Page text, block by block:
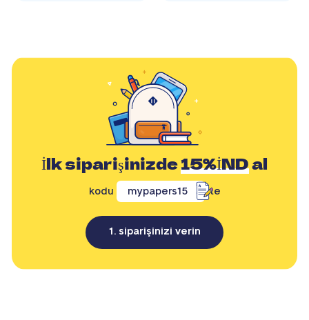
İlk siparişinizde15%İNDal
kodu mypapers15 ile
1. siparişinizi verin